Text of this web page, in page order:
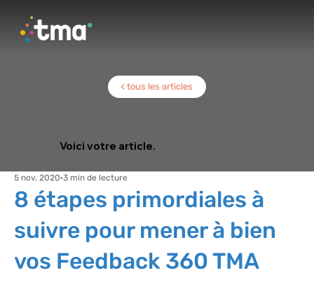
Voici votre article.
< tous les articles
8 étapes primordiales à
suivre pour mener à bien
vos Feedback 360 TMA
5 nov. 2020 3 min de lecture